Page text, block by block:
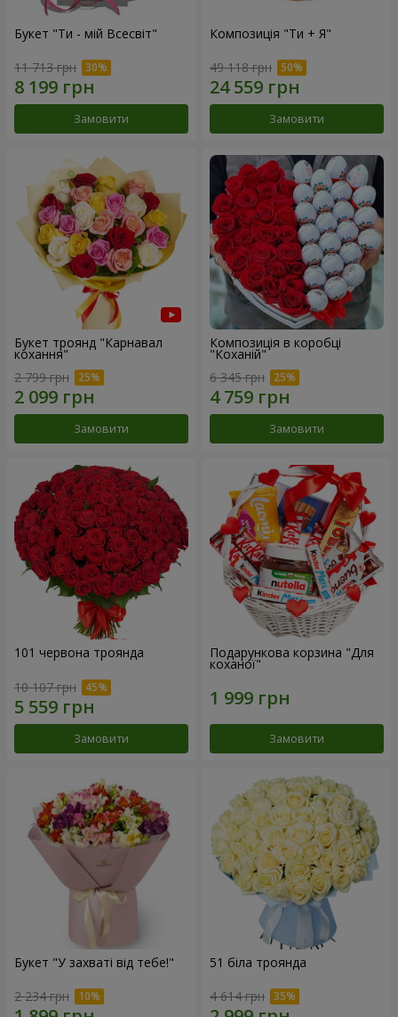
Букет "Ти - мій Всесвіт"
11 713 грн
Замовити
Композиція "Ти + Я"
49 118 грн
Замовити
Букет троянд "Карнавал
кохання"
2 799 грн
Замовити
Композиція в коробці
"Коханій"
6 345 грн
Замовити
101 червона троянда
10 107 грн
Замовити
Подарункова корзина "Для
коханої"
Замовити
Букет "У захваті від тебе!"
2 234 грн
51 біла троянда
4 614 грн